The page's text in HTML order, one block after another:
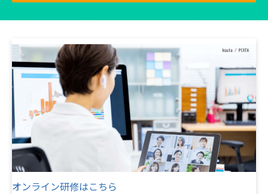
オンライン研修はこちら